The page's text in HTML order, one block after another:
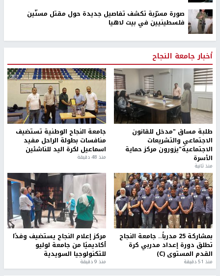
صورة مسرّبة تكشف تفاصيل جديدة حول مقتل مسنّين
فلسطينيين في بيت لاهيا
أخبار جامعة النجاح
طلبة مساق "مدخل للقانون
الاجتماعي والتشريعات
الاجتماعية"يزورون مركز حماية
الأسرة
منذ ثانية
جامعة النجاح الوطنية تستضيف
منافسات بطولة الراحل مفيد
اسماعيل لكرة اليد للناشئين
منذ 48 دقيقة
بمشاركة 25 مدرباً.. جامعة النجاح
تطلق دورة إعداد مدربي كرة
القدم المستوى (C)
منذ 51 دقيقة
مركز إعلام النجاح يستضيف وفدًا
أكاديميًا من جامعة لوليو
للتكنولوجيا السويدية
منذ 9 دقيقة